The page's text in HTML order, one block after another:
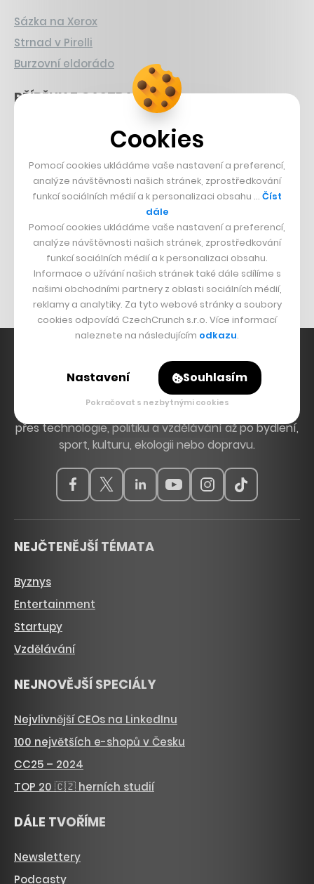
Sázka na Xerox
Strnad v Pirelli
Burzovní eldorádo
PŘÍBĚHY Z GASTRA
Boční projekt, co se zvrtnul
Francouzský šéfkuchař na Šumavě
Dva golfisti, co pečou
DESIGN
Bomma není tichá
Originální hodinky
Nábytek z betonu
Hlavní zdroj inspirace. Věnujeme se tématům, která
hýbou Českem a světem, od byznysu a startupů
přes technologie, politiku a vzdělávání až po bydlení,
sport, kulturu, ekologii nebo dopravu.
NEJČTENĚJŠÍ TÉMATA
Byznys
Entertainment
Startupy
Vzdělávání
NEJNOVĚJŠÍ SPECIÁLY
Nejvlivnější CEOs na LinkedInu
100 největších e-shopů v Česku
CC25 – 2024
TOP 20 🇨🇿 herních studií
DÁLE TVOŘÍME
Newslettery
Podcasty
Cookies
Pomocí cookies ukládáme vaše nastavení a preferencí,
analýze návštěvnosti našich stránek, zprostředkování
funkcí sociálních médií a k personalizaci obsahu … Číst
dále
Pomocí cookies ukládáme vaše nastavení a preferencí,
analýze návštěvnosti našich stránek, zprostředkování
funkcí sociálních médií a k personalizaci obsahu.
Informace o užívání našich stránek také dále sdílíme s
našimi obchodními partnery z oblasti sociálních médií,
reklamy a analytiky. Za tyto webové stránky a soubory
cookies odpovídá CzechCrunch s.r.o. Více informací
naleznete na následujícím odkazu.
Nastavení Souhlasím
Pokračovat s nezbytnými cookies